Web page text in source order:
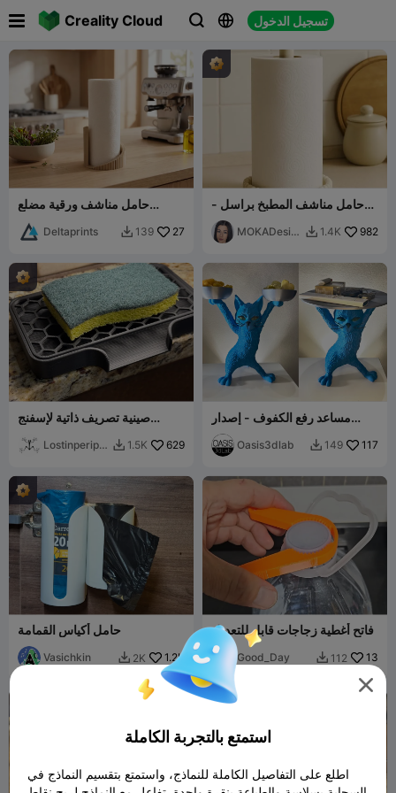
Creality Cloud   تسجيل الدخول
 
حامل مناشف ورقية مضلع
Deltaprints  139 27
حامل مناشف المطبخ براسل -
تصميم موكا
MOKADesig
 1.4K 982
صينية تصريف ذاتية لإسفنج
Lostinperiph
 1.5K 629
مساعد رفع الكفوف - إصدار
الوجبات الخفيفة وإصدار الطاولة
Oasis3dlab  149 117
حامل أكياس القمامة
Vasichkin  2K 1.2K
فاتح أغطية زجاجات قابل للتعديل
Good_Day  112 13

استمتع بالتجربة الكاملة
اطلع على التفاصيل الكاملة للنماذج، واستمتع بتقسيم النماذج في